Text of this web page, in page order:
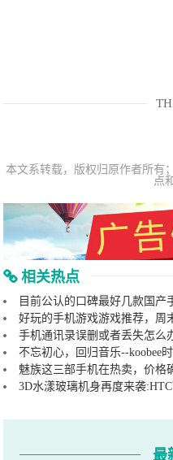
本文系转载，版权归原作者所有
点
相关热点
目前公认的口碑最好几款国产
好玩的手机游戏游戏推荐，周
手机通讯录误删或者丢失怎么
不忘初心，回归音乐--koobee
魅族这三部手机在热卖，价格
3D水漾玻璃机身再度来袭
最